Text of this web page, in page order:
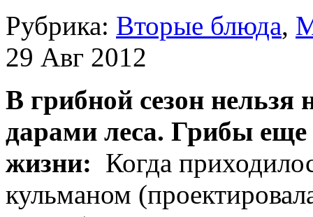
Рубрика: Вторые блюда,
29 Авг 2012
В грибной сезон нельзя
дарами леса. Грибы
жизни: Когда
кульманом